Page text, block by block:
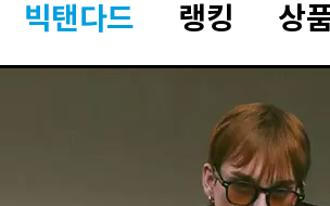
빅탠다드 랭킹 상